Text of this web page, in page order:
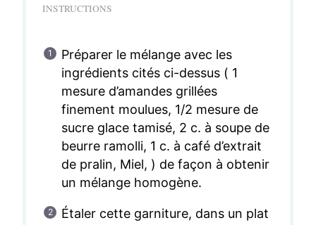
INSTRUCTIONS
Préparer le mélange avec les
ingrédients cités ci-dessus ( 1
mesure d’amandes grillées
finement moulues, 1/2 mesure de
sucre glace tamisé, 2 c. à soupe de
beurre ramolli, 1 c. à café d’extrait
de pralin, Miel, ) de façon à obtenir
un mélange homogène.
Étaler cette garniture, dans un plat